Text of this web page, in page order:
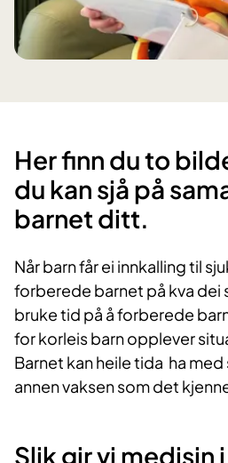
Her finn du to
du kan sjå på
barnet ditt.
Når barn får ei innkalling til
forberede barnet på kva dei
bruke tid på å forberede
for korleis barn opplever
Barnet kan heile tida ha
annen vaksen som det
Slik gir vi medisin